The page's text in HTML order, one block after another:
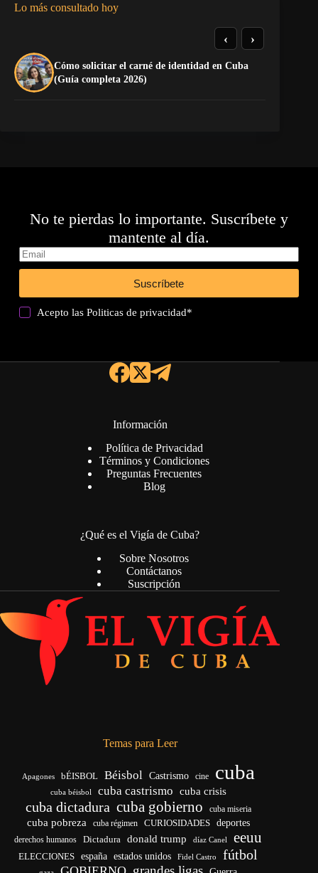
Lo más consultado hoy
Cómo solicitar el carné de identidad en Cuba
(Guía completa 2026)
‹ ›
No te pierdas lo importante. Suscríbete y
mantente al día.
Suscríbete
Acepto lasPoliticas de privacidad*
Información
Política de Privacidad
Términos y Condiciones
Preguntas Frecuentes
Blog
¿Qué es el Vigía de Cuba?
Sobre Nosotros
Contáctanos
Suscripción
Temas para Leer
Apagones bÉISBOL Béisbol Castrismo cine cuba
cuba béisbol cuba castrismo cuba crisis
cuba dictadura cuba gobierno cuba miseria
cuba pobreza cuba régimen CURIOSIDADES deportes
derechos humanos Dictadura donald trump díaz Canel eeuu
ELECCIONES españa estados unidos Fidel Castro fútbol